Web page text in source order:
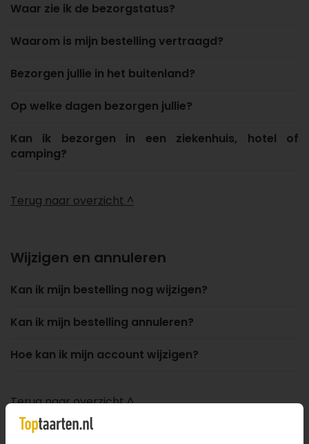
Waar zie ik de bezorgstatus?
Waarom is mijn bestelling vertraagd?
Bezorgen jullie in het buitenland?
Op welke dagen bezorgen jullie?
Kan ik bezorgen in een ziekenhuis, hotel of
camping?
Terug naar overzicht ^
Wijzigen en annuleren
Kan ik mijn bestelling nog wijzigen?
Kan ik mijn bestelling annuleren?
Hoe kan ik mijn account wijzigen?
Terug naar overzicht ^